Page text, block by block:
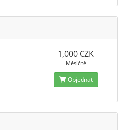
1,000 CZK
Měsíčně
Objednat